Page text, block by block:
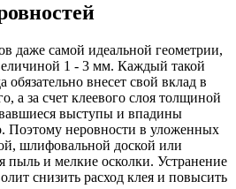
даже самой идеальной геометрии,
1 - 3 мм. Каждый такой
внесет свой вклад в
а за счет клеевого слоя толщиной
выступы и впадины
Поэтому неровности в уложенных
шлифовальной доской или
пыль и мелкие осколки. Устранение
снизить расход клея и повысить